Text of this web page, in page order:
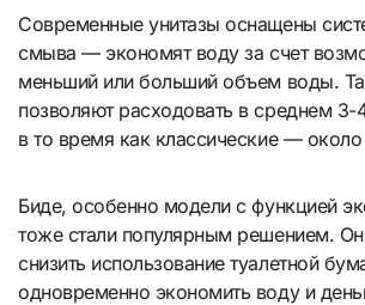
Современные унитазы оснащены
смыва — экономят воду за счет
меньший или больший объем воды.
позволяют расходовать в среднем 3-
в то время как классические — около
Биде, особенно модели с функцией
тоже стали популярным решением.
снизить использование туалетной
одновременно экономить воду и